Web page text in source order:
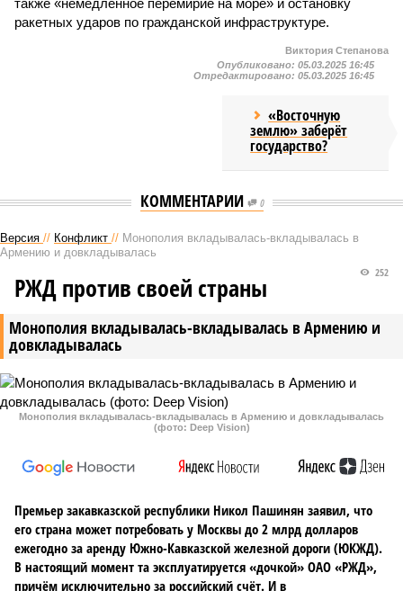
также «немедленное перемирие на море» и остановку
ракетных ударов по гражданской инфраструктуре.
Виктория Степанова
Опубликовано: 05.03.2025 16:45
Отредактировано: 05.03.2025 16:45
«Восточную
землю» заберёт
государство?
КОММЕНТАРИИ 0
Версия // Конфликт // Монополия вкладывалась-вкладывалась в
Армению и довкладывалась
Монополия вкладывалась-вкладывалась в Армению и
довкладывалась
252
РЖД против своей страны
Монополия вкладывалась-вкладывалась в Армению и довкладывалась
(фото: Deep Vision)
Премьер закавказской республики Никол Пашинян заявил, что
его страна может потребовать у Москвы до 2 млрд долларов
ежегодно за аренду Южно-Кавказской железной дороги (ЮКЖД).
В настоящий момент та эксплуатируется «дочкой» ОАО «РЖД»,
причём исключительно за российский счёт. И в